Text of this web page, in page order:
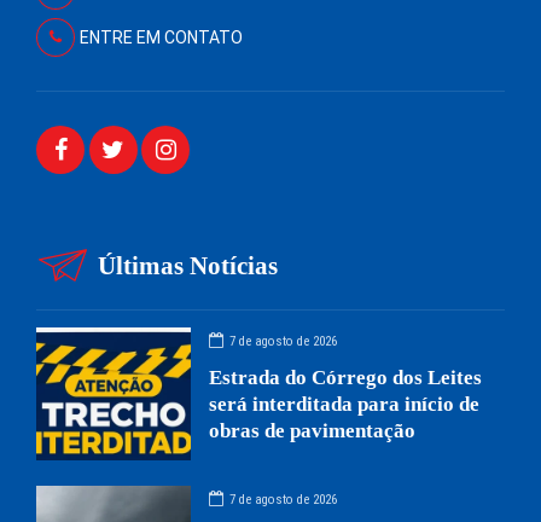
ENTRE EM CONTATO
Últimas Notícias
7 de agosto de 2026
Estrada do Córrego dos Leites
será interditada para início de
obras de pavimentação
7 de agosto de 2026